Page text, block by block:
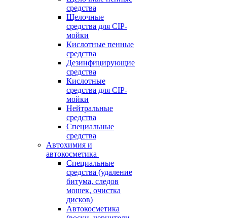
средства
Щелочные
средства для CIP-
мойки
Кислотные пенные
средства
Дезинфицирующие
средства
Кислотные
средства для CIP-
мойки
Нейтральные
средства
Специальные
средства
Автохимия и
автокосметика
Специальные
средства (удаление
битума, следов
мошек, очистка
дисков)
Автокосметика